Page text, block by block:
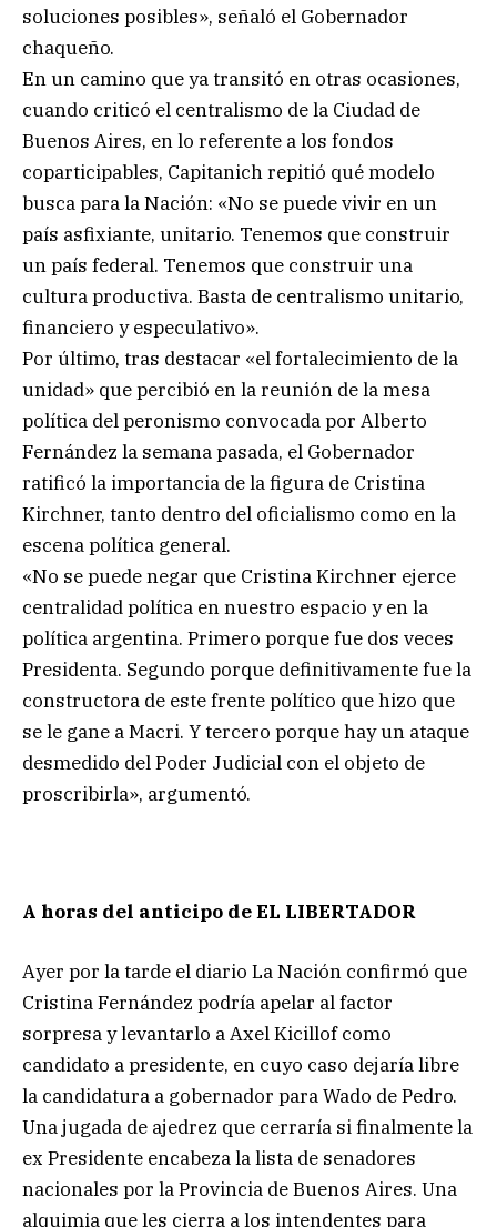
soluciones posibles», señaló el Gobernador
chaqueño.
En un camino que ya transitó en otras ocasiones,
cuando criticó el centralismo de la Ciudad de
Buenos Aires, en lo referente a los fondos
coparticipables, Capitanich repitió qué modelo
busca para la Nación: «No se puede vivir en un
país asfixiante, unitario. Tenemos que construir
un país federal. Tenemos que construir una
cultura productiva. Basta de centralismo unitario,
financiero y especulativo».
Por último, tras destacar «el fortalecimiento de la
unidad» que percibió en la reunión de la mesa
política del peronismo convocada por Alberto
Fernández la semana pasada, el Gobernador
ratificó la importancia de la figura de Cristina
Kirchner, tanto dentro del oficialismo como en la
escena política general.
«No se puede negar que Cristina Kirchner ejerce
centralidad política en nuestro espacio y en la
política argentina. Primero porque fue dos veces
Presidenta. Segundo porque definitivamente fue la
constructora de este frente político que hizo que
se le gane a Macri. Y tercero porque hay un ataque
desmedido del Poder Judicial con el objeto de
proscribirla», argumentó.
A horas del anticipo de EL LIBERTADOR
Ayer por la tarde el diario La Nación confirmó que
Cristina Fernández podría apelar al factor
sorpresa y levantarlo a Axel Kicillof como
candidato a presidente, en cuyo caso dejaría libre
la candidatura a gobernador para Wado de Pedro.
Una jugada de ajedrez que cerraría si finalmente la
ex Presidente encabeza la lista de senadores
nacionales por la Provincia de Buenos Aires. Una
alquimia que les cierra a los intendentes para